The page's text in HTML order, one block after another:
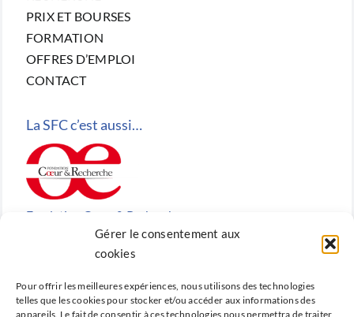
Gérer le consentement aux
cookies
Pour offrir les meilleures expériences, nous utilisons des technologies
telles que les cookies pour stocker et/ou accéder aux informations des
appareils. Le fait de consentir à ces technologies nous permettra de traiter
PRIX ET BOURSES
FORMATION
OFFRES D’EMPLOI
CONTACT
La SFC c’est aussi…
Fondation Cœur & Recherche
Reconnue d’utilité publique, la Fondation Cœur &
créée en 2010 par la SFC.